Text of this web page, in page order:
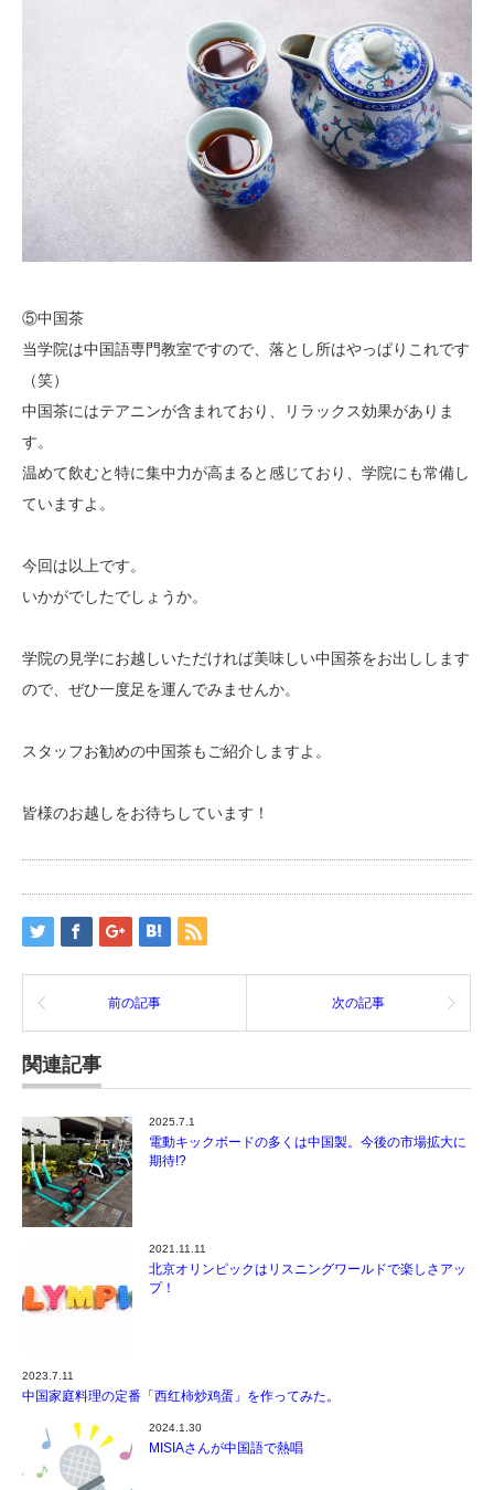
⑤中国茶
当学院は中国語専門教室ですので、落とし所はやっぱりこれです
（笑）
中国茶にはテアニンが含まれており、リラックス効果がありま
す。
温めて飲むと特に集中力が高まると感じており、学院にも常備し
ていますよ。
今回は以上です。
いかがでしたでしょうか。
学院の見学にお越しいただければ美味しい中国茶をお出しします
ので、ぜひ一度足を運んでみませんか。
スタッフお勧めの中国茶もご紹介しますよ。
皆様のお越しをお待ちしています！
前の記事 次の記事
関連記事
2025.7.1
電動キックボードの多くは中国製。今後の市場拡大に
期待!?
2021.11.11
北京オリンピックはリスニングワールドで楽しさアッ
プ！
2023.7.11
中国家庭料理の定番「西红柿炒鸡蛋」を作ってみた。
2024.1.30
MISIAさんが中国語で熱唱